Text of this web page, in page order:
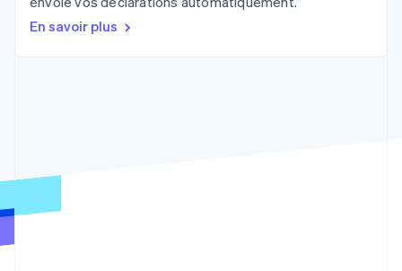
Découvrez les prochaines évolutions
Prévention de la fraude
Commerce en ligne
En savoir plus